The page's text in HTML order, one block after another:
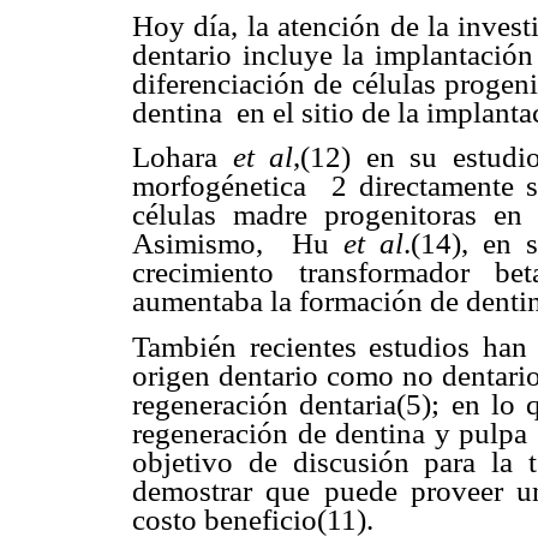
Hoy día, la atención de la
dentario incluye la
diferenciación de células
dentina en el sitio de la
Lohara et al,(12) en su
morfogénetica 2 directamente
células madre progenitoras
Asimismo, Hu et al.(14), en
crecimiento transformador
aumentaba la formación de
También recientes estudios
origen dentario como no
regeneración dentaria(5); en lo
regeneración de dentina y
objetivo de discusión para la
demostrar que puede proveer
costo beneficio(11).